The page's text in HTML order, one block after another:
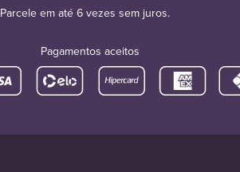
Parcele em até 6 vezes sem juros.
Pagamentos aceitos